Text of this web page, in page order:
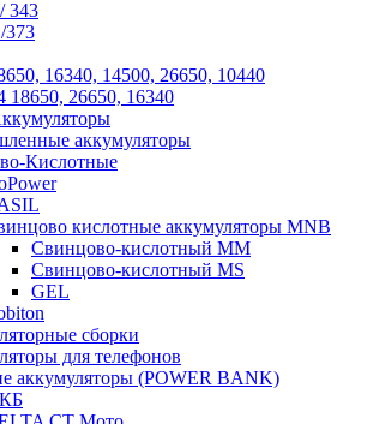
343
373
16340, 14500, 26650, 10440
18650, 26650, 16340
аккумуляторы
Кислотные
кислотные аккумуляторы MNB
Cвинцово-кислотный MM
Cвинцово-кислотный MS
GEL
сборки
для телефонов
аккумуляторы (POWER BANK)